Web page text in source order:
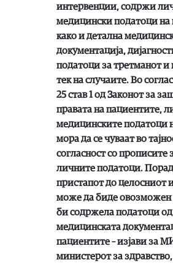
интервенции, содржи
медицински податоци на
како и детална
документација,
податоци за третманот
тек на случаите. Во
25 став 1 од Законот за
правата на пациентите,
медицинските податоци
мора да се чуваат во
согласност со прописите
личните податоци.
пристапот до целосниот
може да биде
би содржела податоци од
медицинската
пациентите – изјави за
министерот за